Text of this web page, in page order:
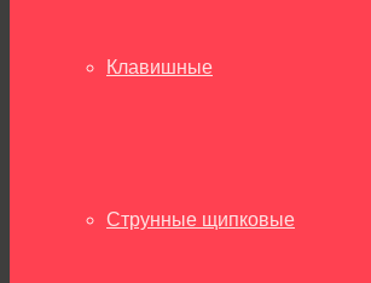
Клавишные
Струнные щипковые